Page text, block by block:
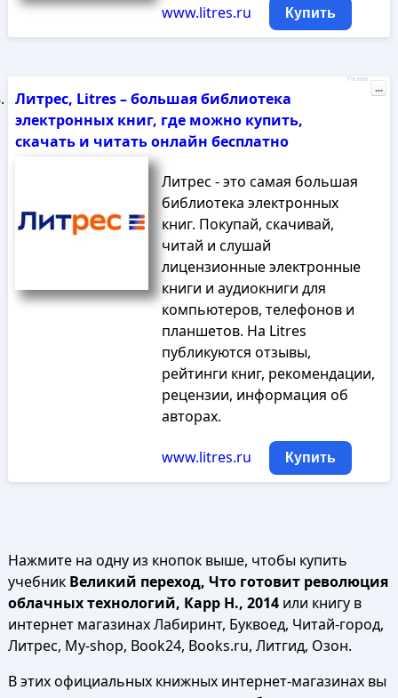
www.litres.ru Купить
Литрес, Litres – большая библиотека
электронных книг, где можно купить,
скачать и читать онлайн бесплатно
Литрес - это самая большая
библиотека электронных
книг. Покупай, скачивай,
читай и слушай
лицензионные электронные
книги и аудиокниги для
компьютеров, телефонов и
планшетов. На Litres
публикуются отзывы,
рейтинги книг, рекомендации,
рецензии, информация об
авторах.
www.litres.ru Купить
Реклама
...
Нажмите на одну из кнопок выше, чтобы купить
учебник Великий переход, Что готовит революция
облачных технологий, Карр Н., 2014или книгу в
интернет магазинах Лабиринт, Буквоед, Читай-город,
Литрес, My-shop, Book24, Books.ru, Литгид, Озон.
В этих официальных книжных интернет-магазинах вы